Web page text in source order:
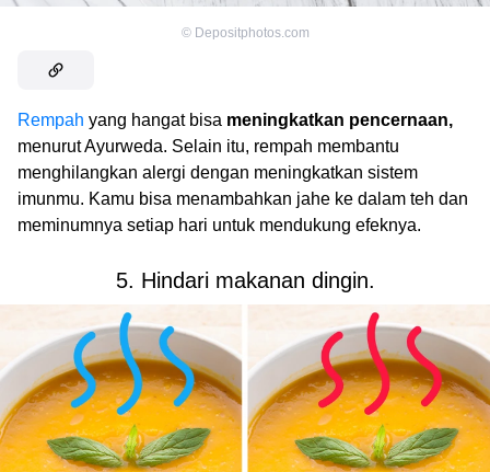
© Depositphotos.com
Rempah yang hangat bisa meningkatkan pencernaan,
menurut Ayurweda. Selain itu, rempah membantu
menghilangkan alergi dengan meningkatkan sistem
imunmu. Kamu bisa menambahkan jahe ke dalam teh dan
meminumnya setiap hari untuk mendukung efeknya.
5. Hindari makanan dingin.